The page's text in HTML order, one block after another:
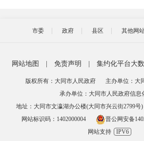
市委 政府 县区 其他网
网站地图 免责声明 集约化平台大
版权所有：大同市人民政府
主办单位：大
承办单位：大同市人民政府信息
地址：大同市文瀛湖办公楼(大同市兴云街2799号)
网站标识码：1402000004
晋公网安备
网站支持
IPV6